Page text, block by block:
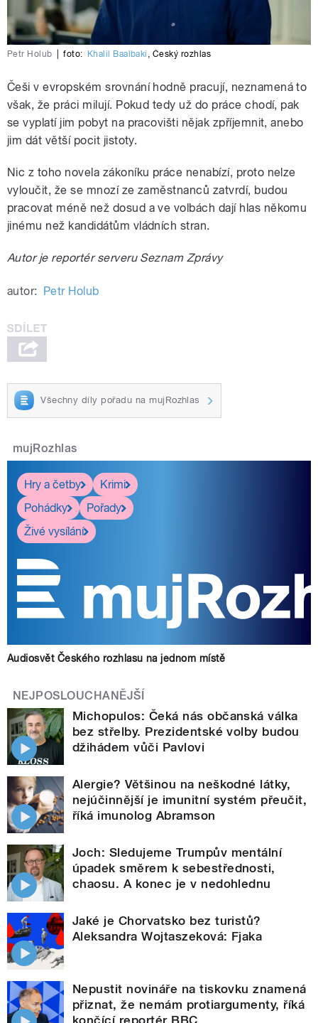
Petr Holub foto: Khalil Baalbaki Český rozhlas
Češi v evropském srovnání hodně pracují, neznamená to
však, že práci milují. Pokud tedy už do práce chodí, pak
se vyplatí jim pobyt na pracovišti nějak zpříjemnit, anebo
jim dát větší pocit jistoty.
Nic z toho novela zákoníku práce nenabízí, proto nelze
vyloučit, že se mnozí ze zaměstnanců zatvrdí, budou
pracovat méně než dosud a ve volbách dají hlas někomu
jinému než kandidátům vládních stran.
Autor je reportér serveru Seznam Zprávy
autor: Petr Holub
Všechny díly pořadu na mujRozhlas
mujRozhlas
Hry a četby
Krimi
Pohádky
Pořady
Živé vysílání
Audiosvět Českého rozhlasu na jednom místě
NEJPOSLOUCHANĚJŠÍ
Michopulos: Čeká nás občanská válka
bez střelby. Prezidentské volby budou
džihádem vůči Pavlovi
Alergie? Většinou na neškodné látky,
nejúčinnější je imunitní systém přeučit,
říká imunolog Abramson
Joch: Sledujeme Trumpův mentální
úpadek směrem k sebestřednosti,
chaosu. A konec je v nedohlednu
Jaké je Chorvatsko bez turistů?
Aleksandra Wojtaszeková: Fjaka
Nepustit novináře na tiskovku znamená
přiznat, že nemám protiargumenty, říká